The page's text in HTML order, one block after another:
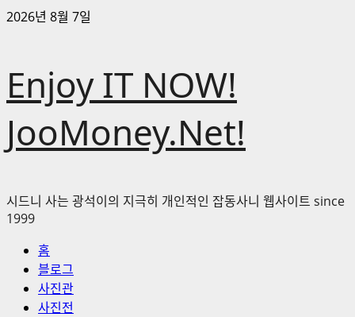
콘
로
바
기
2026년 8월 7일
Enjoy IT NOW!
JooMoney.Net!
시드니 사는 광석이의 지극히 개인적인 잡동사니 웹사이트 since
1999
홈
블로그
사진관
사진전